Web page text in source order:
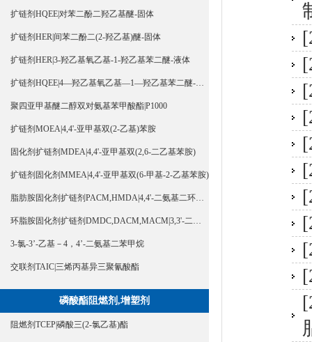
扩链剂HQEE|对苯二酚二羟乙基醚-固体
扩链剂HER|间苯二酚二(2-羟乙基)醚-固体
扩链剂HER|3-羟乙基氧乙基-1-羟乙基苯二醚-液体
扩链剂HQEE|4—羟乙基氧乙基—1—羟乙基苯二醚-液体
聚四亚甲基醚二醇双对氨基苯甲酸酯|P1000
扩链剂MOEA|4,4'-亚甲基双(2-乙基)苯胺
固化剂扩链剂MDEA|4,4'-亚甲基双(2,6-二乙基苯胺)
扩链剂固化剂MMEA|4,4'-亚甲基双(6-甲基-2-乙基苯胺)
脂肪胺固化剂扩链剂PACM,HMDA|4,4'-二氨基二环己基甲烷
环脂胺固化剂扩链剂DMDC,DACM,MACM|3,3'-二甲基-4,4'-二氨基二环己基甲烷
3-氯-3’-乙基－4，4’-二氨基二苯甲烷
交联剂TAIC|三烯丙基异三聚氰酸酯
磷酸酯阻燃剂,增塑剂
阻燃剂TCEP|磷酸三(2-氯乙基)酯